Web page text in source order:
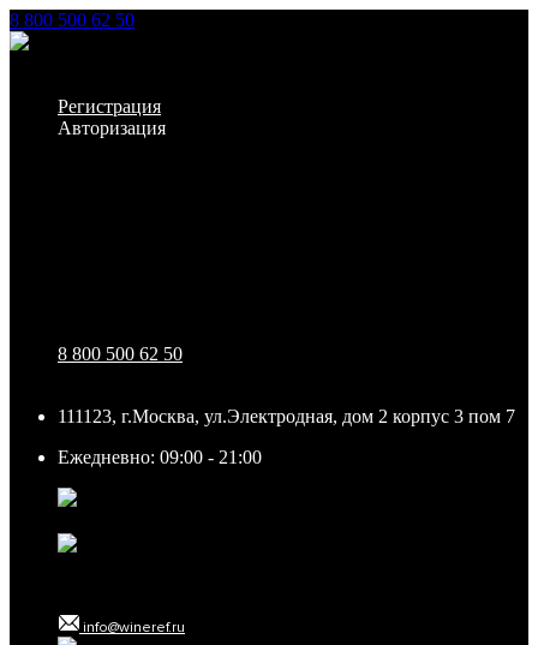
8 800 500 62 50
Регистрация
Авторизация
8 800 500 62 50
111123, г.Москва, ул.Электродная, дом 2 корпус 3 пом 7
Ежедневно: 09:00 - 21:00
info@wineref.ru